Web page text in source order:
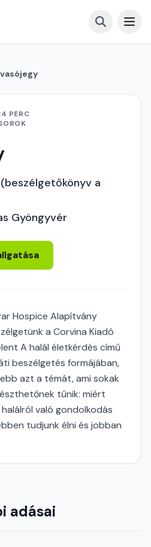
PERC
a
Gyöngyvér
Hospice Alapítvány
a Corvina Kiadó
A halál életkérdés című
beszélgetés formájában,
azt a témát, ami sokak
tűnik: miért
való gondolkodás
tudjunk élni és jobban
adásai